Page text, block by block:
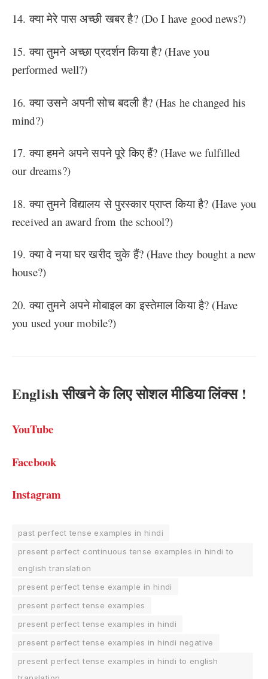
14. क्या मेरे पास अच्छी खबर है? (Do I have good news?)
15. क्या तुमने अच्छा प्रदर्शन किया है? (Have you
performed well?)
16. क्या उसने अपनी सोच बदली है? (Has he changed his
mind?)
17. क्या हमने अपने सपने पूरे किए हैं? (Have we fulfilled
our dreams?)
18. क्या तुमने विद्यालय से पुरस्कार प्राप्त किया है? (Have you
received an award from the school?)
19. क्या वे नया घर खरीद चुके हैं? (Have they bought a new
house?)
20. क्या तुमने अपने मोबाइल का इस्तेमाल किया है? (Have
you used your mobile?)
English सीखने के लिए सोशल मीडिया लिंक्स !
YouTube
Facebook
Instagram
past perfect tense examples in hindi
present perfect continuous tense examples in hindi to
english translation
present perfect tense example in hindi
present perfect tense examples
present perfect tense examples in hindi
present perfect tense examples in hindi negative
present perfect tense examples in hindi to english